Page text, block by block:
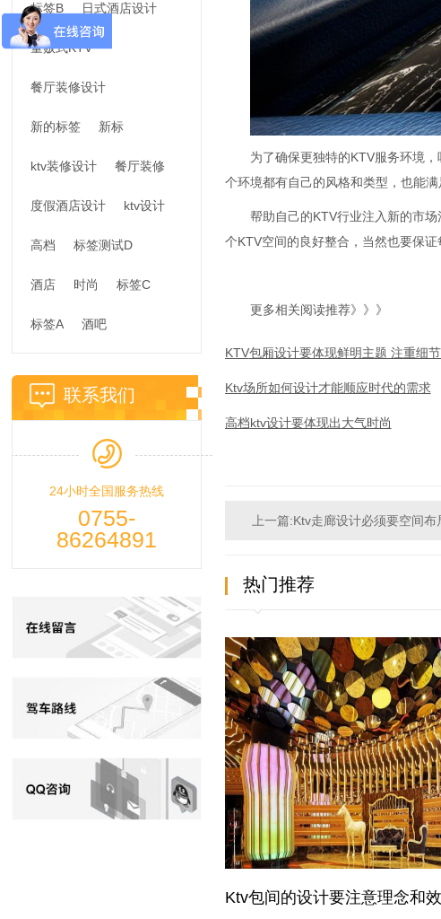
标签B 日式酒店设计
量贩式KTV
餐厅装修设计
新的标签 新标
ktv装修设计 餐厅装修
度假酒店设计 ktv设计
高档 标签测试D
酒店 时尚 标签C
标签A 酒吧
联系我们
24小时全国服务热线
0755-
86264891
为了确保更独特的KTV服务环境
个环境都有自己的风格和类型，也能
帮助自己的KTV行业注入新的市场
个KTV空间的良好整合，当然也要保
更多相关阅读推荐》》》
KTV包厢设计要体现鲜明主题 注重细
Ktv场所如何设计才能顺应时代的需求
高档ktv设计要体现出大气时尚
上一篇:Ktv走廊设计必须要空间
热门推荐
Ktv包间的设计要注意理念和